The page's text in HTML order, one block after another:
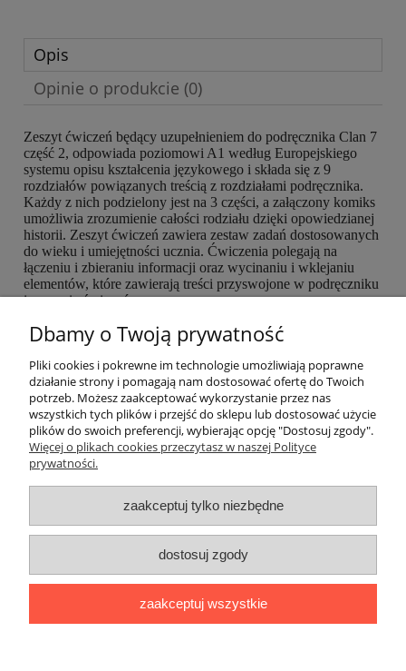
Opis
Opinie o produkcie (0)
Zeszyt ćwiczeń będący uzupełnieniem do podręcznika Clan 7
część 2, odpowiada poziomowi A1 według Europejskiego
systemu opisu kształcenia językowego i składa się z 9
rozdziałów powiązanych treścią z rozdziałami podręcznika.
Każdy z nich podzielony jest na 3 części, a załączony komiks
umożliwia zrozumienie całości rodziału dzięki opowiedzianej
historii. Zeszyt ćwiczeń zawiera zestaw zadań dostosowanych
do wieku i umiejętności ucznia. Ćwiczenia polegają na
łączeniu i zbieraniu informacji oraz wycinaniu i wklejaniu
elementów, które zawierają treści przyswojone w podręczniku
i zeszycie ćwiczeń.
EAN: 9788498485387
O nas
Płatności i dostawa
Moje konto
"Romanista" Internetowa Księgarnia Językowa 2025
Ul. Bolesława Limanowskiego 102 lok. 45, 91-042 Łódź |
424 186|biuro@romanista.edu.pl
Dbamy o Twoją prywatność
Pliki cookies i pokrewne im technologie umożliwiają poprawne
działanie strony i pomagają nam dostosować ofertę do Twoich
potrzeb. Możesz zaakceptować wykorzystanie przez nas
wszystkich tych plików i przejść do sklepu lub dostosować użycie
plików do swoich preferencji, wybierając opcję "Dostosuj zgody".
Więcej o plikach cookies przeczytasz w naszej Polityce
prywatności.
zaakceptuj tylko niezbędne
dostosuj zgody
zaakceptuj wszystkie